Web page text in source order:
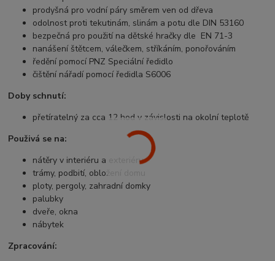
prodyšná pro vodní páry směrem ven od dřeva
odolnost proti tekutinám, slinám a potu dle DIN 53160
bezpečná pro použití na dětské hračky dle EN 71-3
nanášení štětcem, válečkem, stříkáním, ponořováním
ředění pomocí PNZ Speciální ředidlo
čištění nářadí pomocí ředidla S6006
Doby schnutí:
přetíratelný za cca 12 hod v závislosti na okolní teplotě
Použivá se na:
nátěry v interiéru a exteriéru
trámy, podbití, obložení domu
ploty, pergoly, zahradní domky
palubky
dveře, okna
nábytek
Zpracování: